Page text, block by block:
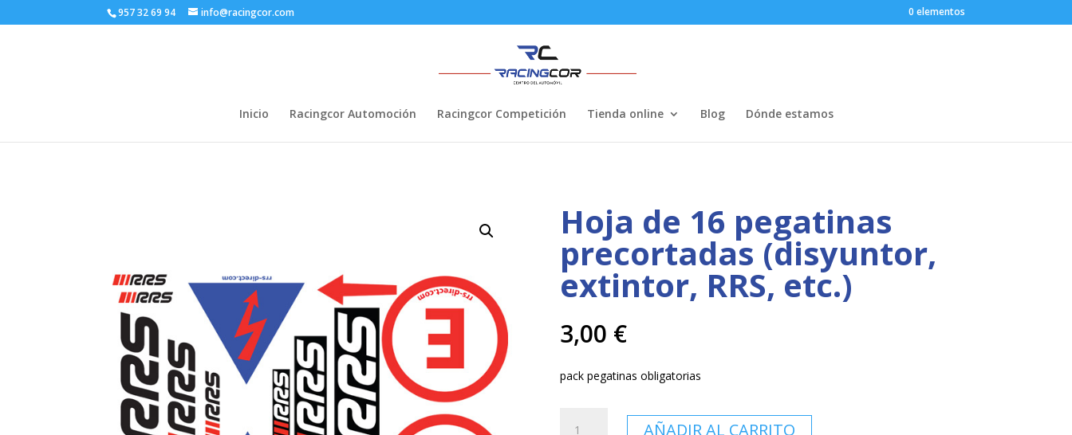
957 32 69 94 info@racingcor.com 0 elementos
Inicio Racingcor Automoción Racingcor Competición Tienda online Blog Dónde estamos
Hoja de 16 pegatinas
precortadas (disyuntor,
extintor, RRS, etc.)
3,00 €
pack pegatinas obligatorias
AÑADIR AL CARRITO